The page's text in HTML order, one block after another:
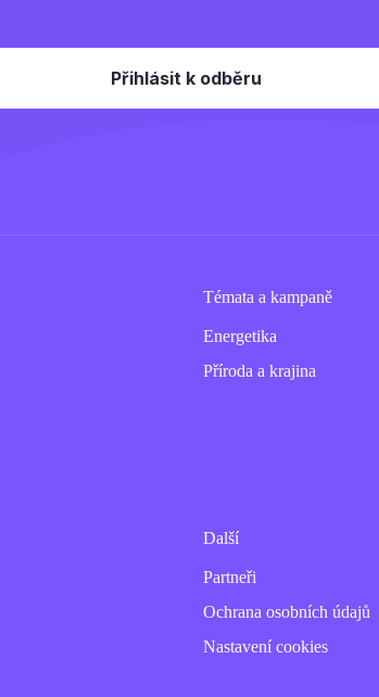
Témata a kampaně
Energetika
Příroda a krajina
Další
Partneři
Ochrana osobních údajů
Nastavení cookies